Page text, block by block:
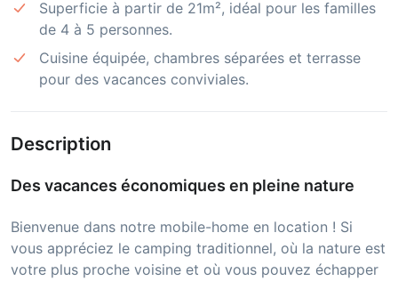
Superficie à partir de 21m², idéal pour les familles
de 4 à 5 personnes.
Cuisine équipée, chambres séparées et terrasse
pour des vacances conviviales.
Description
Des vacances économiques en pleine nature
Bienvenue dans notre mobile-home en location ! Si
vous appréciez le camping traditionnel, où la nature est
votre plus proche voisine et où vous pouvez échapper